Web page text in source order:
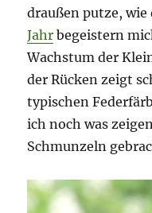
draußen putze,
Jahr begeistern
Wachstum der
der Rücken zeigt
typischen
ich noch was
Schmunzeln